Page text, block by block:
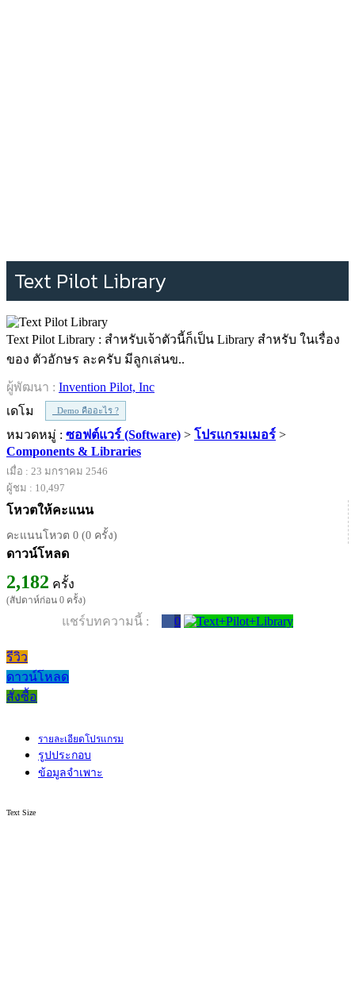
Text Pilot Library
Text Pilot Library : สำหรับเจ้าตัวนี้ก็เป็น Library สำหรับ ในเรื่อง
ของ ตัวอักษร ละครับ มีลูกเล่นข..
ผู้พัฒนา : Invention Pilot, Inc
เดโม
Demo คืออะไร ?
หมวดหมู่ : ซอฟต์แวร์ (Software) > โปรแกรมเมอร์ >
Components & Libraries
เมื่อ : 23 มกราคม 2546
ผู้ชม : 10,497
โหวตให้คะแนน
คะแนนโหวต 0 (0 ครั้ง)
ดาวน์โหลด
2,182 ครั้ง
(สัปดาห์ก่อน 0 ครั้ง)
แชร์บทความนี้ : 0
รีวิว
ดาวน์โหลด
สั่งซื้อ
รายละเอียดโปรแกรม
รูปประกอบ
ข้อมูลจำเพาะ
Text Size